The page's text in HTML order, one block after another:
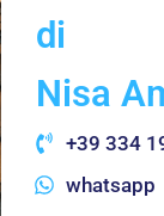
di
Nisa
+39 334
whatsapp